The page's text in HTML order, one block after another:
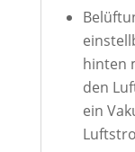
hinten
den
ein